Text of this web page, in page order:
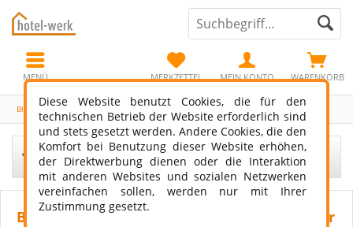
WARENKORB
MERKZETTEL MEIN KONTO
MENÜ
Blog
Filtern
Bedeutung guter Zimmermädchenwagen für
Diese Website benutzt Cookies, die für den
technischen Betrieb der Website erforderlich sind
und stets gesetzt werden. Andere Cookies, die den
Komfort bei Benutzung dieser Website erhöhen,
der Direktwerbung dienen oder die Interaktion
mit anderen Websites und sozialen Netzwerken
vereinfachen sollen, werden nur mit Ihrer
Zustimmung gesetzt.